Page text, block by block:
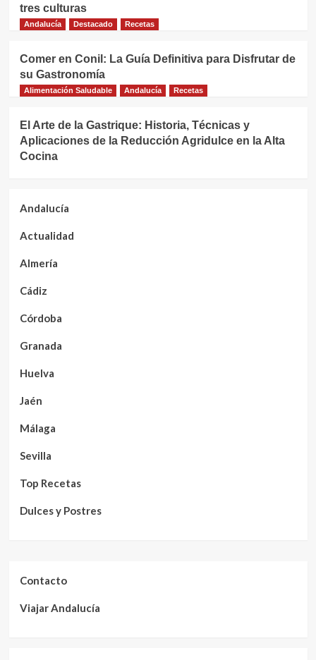
tres culturas
Andalucía Destacado Recetas
Comer en Conil: La Guía Definitiva para Disfrutar de
su Gastronomía
Alimentación Saludable Andalucía Recetas
El Arte de la Gastrique: Historia, Técnicas y
Aplicaciones de la Reducción Agridulce en la Alta
Cocina
Andalucía
Actualidad
Almería
Cádiz
Córdoba
Granada
Huelva
Jaén
Málaga
Sevilla
Top Recetas
Dulces y Postres
Contacto
Viajar Andalucía